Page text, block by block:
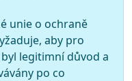
unie o ochraně
aby pro
legitimní důvod a
po co